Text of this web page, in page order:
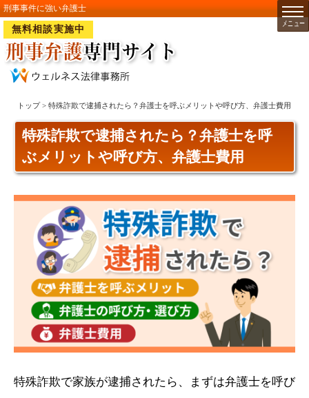
刑事事件に強い弁護士
無料相談実施中
トップ > 特殊詐欺で逮捕されたら？弁護士を呼ぶメリットや呼び方、弁護士費用
特殊詐欺で逮捕されたら？弁護士を呼
ぶメリットや呼び方、弁護士費用
特殊詐欺で家族が逮捕されたら、まずは弁護士を呼び